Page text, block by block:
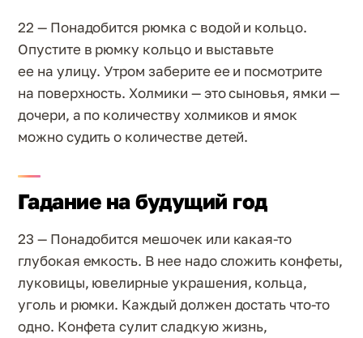
22 — Понадобится рюмка с водой и кольцо.
Опустите в рюмку кольцо и выставьте
ее на улицу. Утром заберите ее и посмотрите
на поверхность. Холмики — это сыновья, ямки —
дочери, а по количеству холмиков и ямок
можно судить о количестве детей.
Гадание на будущий год
23 — Понадобится мешочек или какая-то
глубокая емкость. В нее надо сложить конфеты,
луковицы, ювелирные украшения, кольца,
уголь и рюмки. Каждый должен достать что-то
одно. Конфета сулит сладкую жизнь,